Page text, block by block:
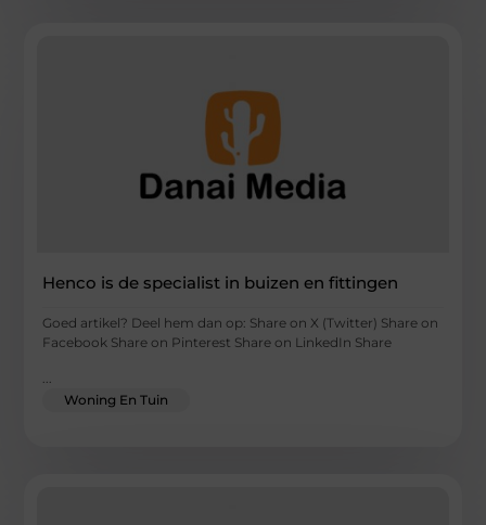
Henco is de specialist in buizen en fittingen
Goed artikel? Deel hem dan op: Share on X (Twitter) Share on
Facebook Share on Pinterest Share on LinkedIn Share
Woning En Tuin